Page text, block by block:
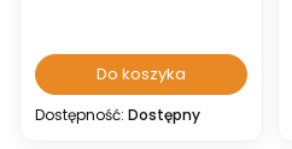
Do koszyka
Dostępność: Dostępny